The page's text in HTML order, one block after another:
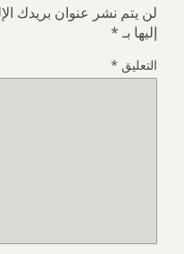
لن يتم نشر عنوان بريدك
إليها بـ*
التعليق *